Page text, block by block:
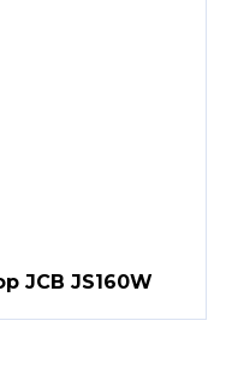
JCB JS160W